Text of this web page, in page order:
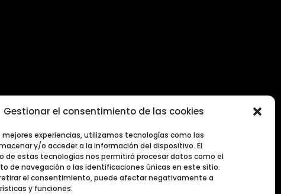
Gestionar el consentimiento de las cookies
mejores experiencias, utilizamos tecnologías como las
y/o acceder a la información del dispositivo. El
de estas tecnologías nos permitirá procesar datos como el
de navegación o las identificaciones únicas en este sitio.
el consentimiento, puede afectar negativamente a
y funciones.
Año 2026